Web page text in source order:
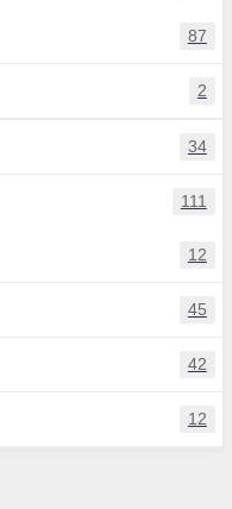
87
2
34
111
12
45
42
12